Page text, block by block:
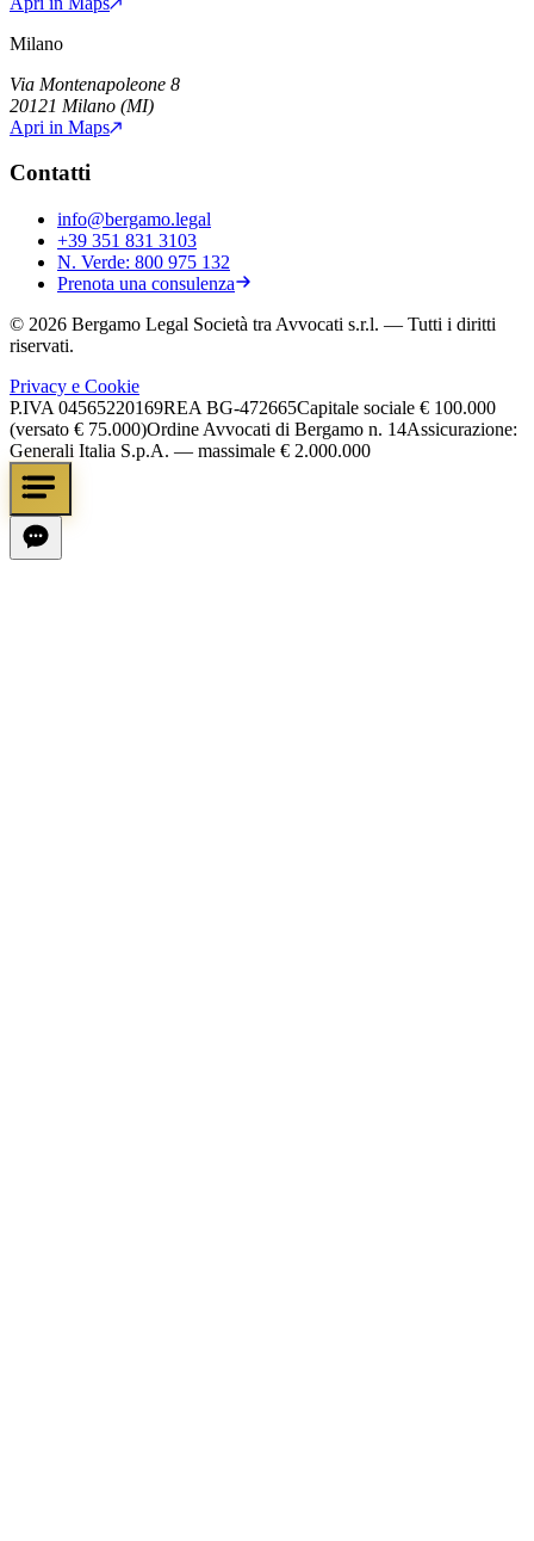
Milano
Via Montenapoleone 8
20121 Milano (MI)
Apri in Maps
Contatti
info@bergamo.legal
+39 351 831 3103
N. Verde: 800 975 132
Prenota una consulenza
© 2026 Bergamo Legal Società tra Avvocati s.r.l. — Tutti i diritti
riservati.
Privacy e Cookie
P.IVA 04565220169REA BG-472665Capitale sociale € 100.000
(versato € 75.000)Ordine Avvocati di Bergamo n. 14Assicurazione:
Generali Italia S.p.A. — massimale € 2.000.000